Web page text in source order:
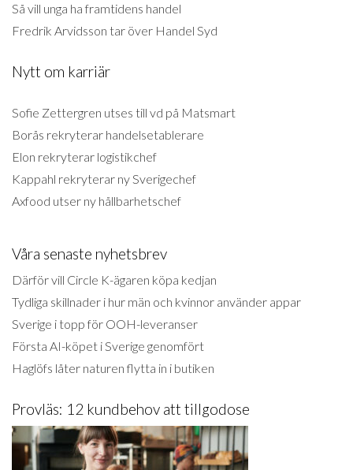
Så vill unga ha framtidens handel
Fredrik Arvidsson tar över Handel Syd
Nytt om karriär
Sofie Zettergren utses till vd på Matsmart
Borås rekryterar handelsetablerare
Elon rekryterar logistikchef
Kappahl rekryterar ny Sverigechef
Axfood utser ny hållbarhetschef
Våra senaste nyhetsbrev
Därför vill Circle K-ägaren köpa kedjan
Tydliga skillnader i hur män och kvinnor använder appar
Sverige i topp för OOH-leveranser
Första AI-köpet i Sverige genomfört
Haglöfs låter naturen flytta in i butiken
Provläs: 12 kundbehov att tillgodose